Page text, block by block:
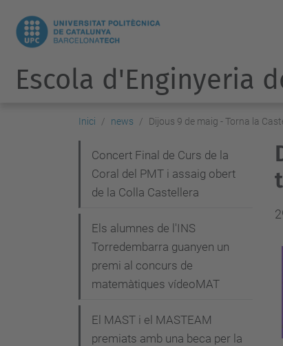
Escola d'Enginyeria
Inici news Dijous 9 de maig - Torna la
v
c
Concert Final de Curs de la
Coral del PMT i assaig obert
de la Colla Castellera
Els alumnes de l'INS
Torredembarra guanyen un
premi al concurs de
matemàtiques vídeoMAT
El MAST i el MASTEAM
premiats amb una beca per la